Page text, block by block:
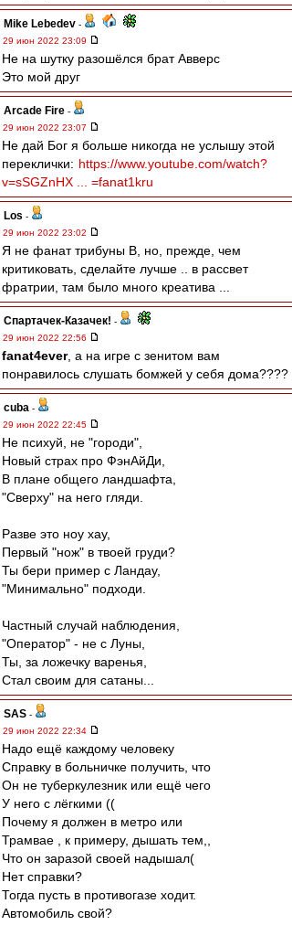
Mike Lebedev -
29 июн 2022 23:09
Не на шутку разошёлся брат Авверс
Это мой друг
Arcade Fire -
29 июн 2022 23:07
Не дай Бог я больше никогда не услышу этой
переклички: https://www.youtube.com/watch?
v=sSGZnHX ... =fanat1kru
Los -
29 июн 2022 23:02
Я не фанат трибуны В, но, прежде, чем
критиковать, сделайте лучше .. в рассвет
фратрии, там было много креатива ...
Спартачек-Казачек! -
29 июн 2022 22:56
fanat4ever, а на игре с зенитом вам
понравилось слушать бомжей у себя дома????
cuba -
29 июн 2022 22:45
Не психуй, не "городи",
Новый страх про ФэнАйДи,
В плане общего ландшафта,
"Сверху" на него гляди.
Разве это ноу хау,
Первый "нож" в твоей груди?
Ты бери пример с Ландау,
"Минимально" подходи.
Частный случай наблюдения,
"Оператор" - не с Луны,
Ты, за ложечку варенья,
Стал своим для сатаны...
SAS -
29 июн 2022 22:34
Надо ещё каждому человеку
Справку в больничке получить, что
Он не туберкулезник или ещё чего
У него с лёгкими ((
Почему я должен в метро или
Трамвае , к примеру, дышать тем,,
Что он заразой своей надышал(
Нет справки?
Тогда пусть в противогазе ходит.
Автомобиль свой?